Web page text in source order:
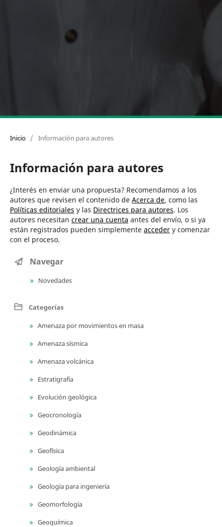
Inicio / Información para autores
Información para autores
¿Interés en enviar una propuesta? Recomendamos a los
autores que revisen el contenido de Acerca de, como las
Políticas editoriales y las Directrices para autores. Los
autores necesitan crear una cuenta antes del envío, o si ya
están registrados pueden simplemente accedery comenzar
con el proceso.
Navegar
Novedades
Categorías
Amenaza por movimientos en masa
Amenaza sísmica
Amenaza volcánica
Estratigrafía
Evolución geológica
Geocronología
Geodinámica
Geofísica
Geología ambiental
Geología para ingeniería
Geomorfología
Geoquímica